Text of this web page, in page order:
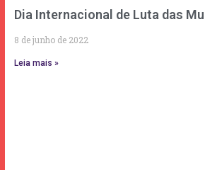
Dia Internacional de Luta das
8 de junho de 2022
Leia mais »